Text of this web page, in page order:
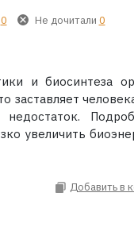
0 Не дочитали 0
и биосинтеза
заставляет
увеличить
Добавить в